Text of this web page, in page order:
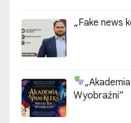
„Fake news
Wyobraźni”